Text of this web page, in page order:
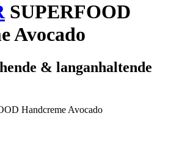
SUPERFOOD
Avocado
& langanhaltende
Handcreme Avocado